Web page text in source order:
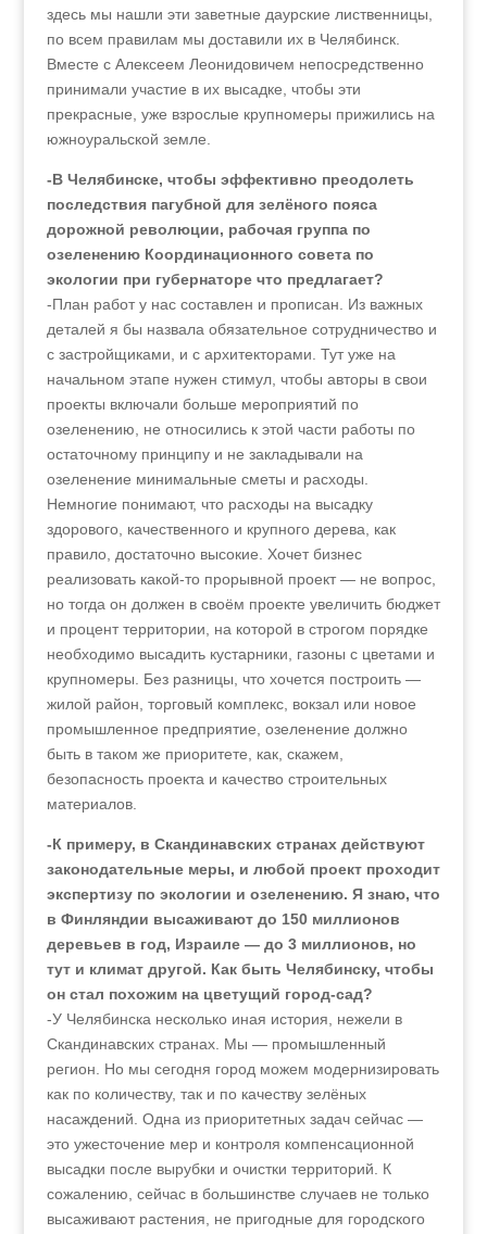
здесь мы нашли эти заветные даурские лиственницы,
по всем правилам мы доставили их в Челябинск.
Вместе с Алексеем Леонидовичем непосредственно
принимали участие в их высадке, чтобы эти
прекрасные, уже взрослые крупномеры прижились на
южноуральской земле.
-В Челябинске, чтобы эффективно преодолеть
последствия пагубной для зелёного пояса
дорожной революции, рабочая группа по
озеленению Координационного совета по
экологии при губернаторе что предлагает?
-План работ у нас составлен и прописан. Из важных
деталей я бы назвала обязательное сотрудничество и
с застройщиками, и с архитекторами. Тут уже на
начальном этапе нужен стимул, чтобы авторы в свои
проекты включали больше мероприятий по
озеленению, не относились к этой части работы по
остаточному принципу и не закладывали на
озеленение минимальные сметы и расходы.
Немногие понимают, что расходы на высадку
здорового, качественного и крупного дерева, как
правило, достаточно высокие. Хочет бизнес
реализовать какой-то прорывной проект — не вопрос,
но тогда он должен в своём проекте увеличить бюджет
и процент территории, на которой в строгом порядке
необходимо высадить кустарники, газоны с цветами и
крупномеры. Без разницы, что хочется построить —
жилой район, торговый комплекс, вокзал или новое
промышленное предприятие, озеленение должно
быть в таком же приоритете, как, скажем,
безопасность проекта и качество строительных
материалов.
-К примеру, в Скандинавских странах действуют
законодательные меры, и любой проект проходит
экспертизу по экологии и озеленению. Я знаю, что
в Финляндии высаживают до 150 миллионов
деревьев в год, Израиле — до 3 миллионов, но
тут и климат другой. Как быть Челябинску, чтобы
он стал похожим на цветущий город-сад?
-У Челябинска несколько иная история, нежели в
Скандинавских странах. Мы — промышленный
регион. Но мы сегодня город можем модернизировать
как по количеству, так и по качеству зелёных
насаждений. Одна из приоритетных задач сейчас —
это ужесточение мер и контроля компенсационной
высадки после вырубки и очистки территорий. К
сожалению, сейчас в большинстве случаев не только
высаживают растения, не пригодные для городского